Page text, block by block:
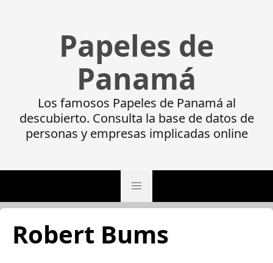
Papeles de
Panamá
Los famosos Papeles de Panamá al
descubierto. Consulta la base de datos de
personas y empresas implicadas online
Robert Bums